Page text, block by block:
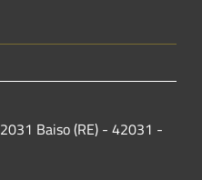
Baiso (RE) - 42031 -